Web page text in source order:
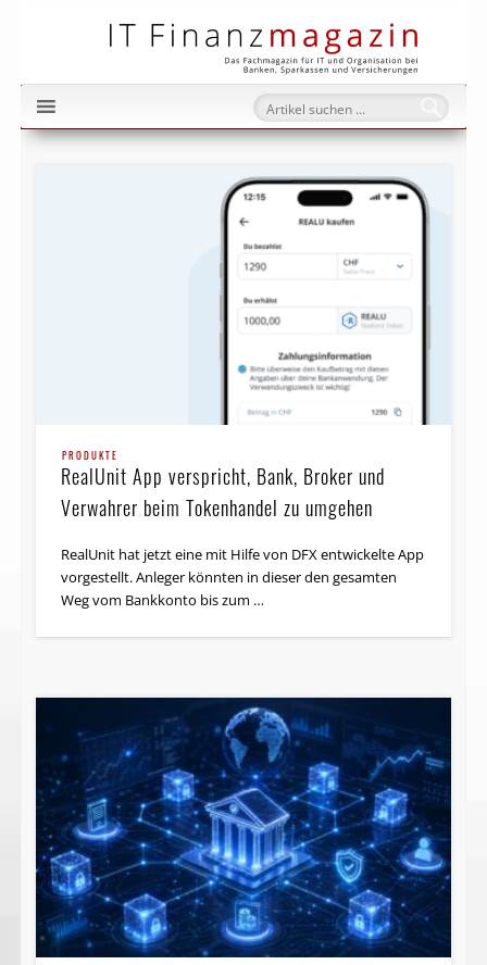
PRODUKTE
RealUnit App verspricht, Bank, Broker und
Verwahrer beim Tokenhandel zu umgehen
RealUnit hat jetzt eine mit Hilfe von DFX entwickelte App
vorgestellt. Anleger könnten in dieser den gesamten
Weg vom Bankkonto bis zum …